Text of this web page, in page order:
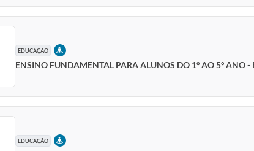
EDUCAÇÃO PRESENCIAL
ENSINO FUNDAMENTAL PARA ALUNOS DO 1º AO 5º ANO -
EDUCAÇÃO PRESENCIAL